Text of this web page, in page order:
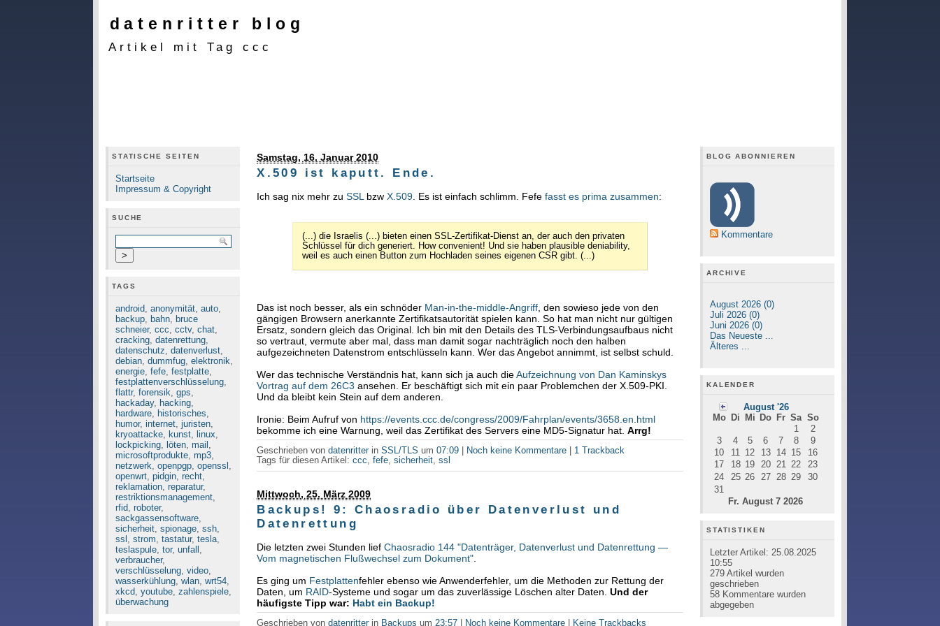
datenritter blog
Artikel mit Tag ccc
STATISCHE SEITEN
Startseite
Impressum & Copyright
SUCHE
TAGS
android, anonymität, auto,
backup, bahn, bruce
schneier, ccc, cctv, chat,
cracking, datenrettung,
datenschutz, datenverlust,
debian, dummfug, elektronik,
energie, fefe, festplatte,
festplattenverschlüsselung,
flattr, forensik, gps,
hackaday, hacking,
hardware, historisches,
humor, internet, juristen,
kryoattacke, kunst, linux,
lockpicking, löten, mail ,
microsoftprodukte, mp3,
netzwerk, openpgp, openssl ,
openwrt, pidgin, recht,
reklamation, reparatur,
restriktionsmanagement,
rfid, roboter,
sackgassensoftware,
sicherheit, spionage, ssh,
ssl , strom, tastatur, tesla,
teslaspule, tor, unfall ,
verbraucher,
verschlüsselung, video,
wasserkühlung, wlan, wrt54,
xkcd, youtube, zahlenspiele,
überwachung
Samstag, 16. Januar 2010
X.509 ist kaputt. Ende.
Ich sag nix mehr zuSSL bzwX.509 . Es ist einfach schlimm. Fefefasst es prima zusammen:
(...) die Israelis (...) bieten einen SSL-Zertifikat-Dienst an, der auch den privaten
Schlüssel für dich generiert. How convenient! Und sie haben plausible deniability,
weil es auch einen Button zum Hochladen seines eigenen CSR gibt. (...)
Das ist noch besser, als ein schnöder Man-in-the-middle-Angriff , den sowieso jede von den
gängigen Browsern anerkannte Zertifikatsautorität spielen kann. So hat man nicht nur gültigen
Ersatz, sondern gleich das Original. Ich bin mit den Details des TLS-Verbindungsaufbaus nicht
so vertraut, vermute aber mal, dass man damit sogar nachträglich noch den halben
aufgezeichneten Datenstrom entschlüsseln kann. Wer das Angebot annimmt, ist selbst schuld.
Wer das technische Verständnis hat, kann sich ja auch dieAufzeichnung von Dan Kaminskys
Vortrag auf dem 26C3 ansehen. Er beschäftigt sich mit ein paar Problemchen der X.509-PKI.
Und da bleibt kein Stein auf dem anderen.
Ironie: Beim Aufruf von https://events.ccc.de/congress/2009/Fahrplan/events/3658.en.html
bekomme ich eine Warnung, weil das Zertifikat des Servers eine MD5-Signatur hat.Arrg!
Geschrieben vondatenritterinSSL/TLS um07:09 Noch keine Kommentare
1 Trackback
Tags für diesen Artikel:ccc ,fefe ,sicherheit ,ssl
Mittwoch, 25. März 2009
Backups! 9: Chaosradio über Datenverlust und
Datenrettung
Die letzten zwei Stunden liefChaosradio 144 "Datenträger, Datenverlust und Datenrettung —
Vom magnetischen Flußwechsel zum Dokument"
Es ging um Festplattenfehler ebenso wie Anwenderfehler, um die Methoden zur Rettung der
Daten, um RAID-Systeme und sogar um das zuverlässige Löschen alter Daten.Und der
häufigste Tipp war: Habt ein Backup!
Geschrieben vondatenritterin Backups um 23:57 Noch keine Kommentare Keine Trackbacks
BLOG ABONNIEREN
Kommentare
ARCHIVE
August 2026 (0)
Juli 2026 (0)
Juni 2026 (0)
Das Neueste ...
Älteres ...
KALENDER
August '26
Mo
Di Mi Do Fr Sa So
Fr. August 7 2026
1
2
3
4 5 6 7 8
9
10
11 12 13 14 15
16
17
18 19 20 21 22
23
24
25 26 27 28 29
30
31
STATISTIKEN
Letzter Artikel: 25.08.2025
10:55
279Artikel wurden
geschrieben
58Kommentare wurden
abgegeben